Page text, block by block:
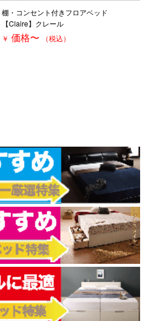
棚・コンセント付きフロアベッド
【Claire】クレール
￥ 価格〜 （税込）